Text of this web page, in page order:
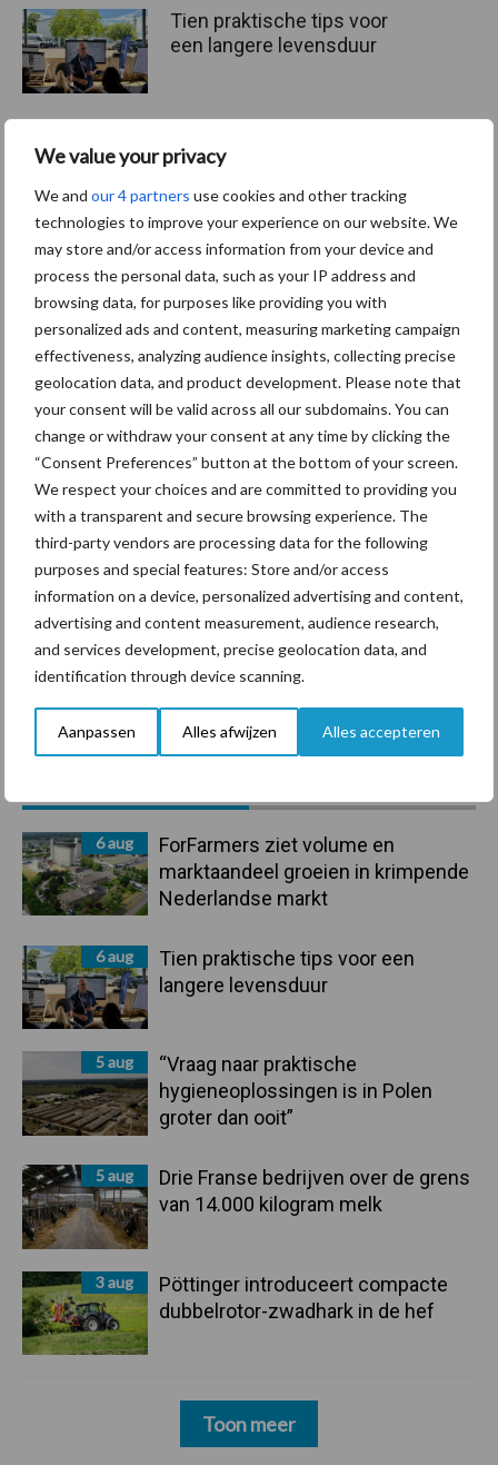
We value your privacy
We and our 4 partners use cookies and other tracking
technologies to improve your experience on our website. We
may store and/or access information from your device and
process the personal data, such as your IP address and
browsing data, for purposes like providing you with
personalized ads and content, measuring marketing campaign
effectiveness, analyzing audience insights, collecting precise
geolocation data, and product development. Please note that
your consent will be valid across all our subdomains. You can
change or withdraw your consent at any time by clicking the
“Consent Preferences” button at the bottom of your screen.
We respect your choices and are committed to providing you
with a transparent and secure browsing experience. The
third-party vendors are processing data for the following
purposes and special features: Store and/or access
information on a device, personalized advertising and content,
advertising and content measurement, audience research,
and services development, precise geolocation data, and
identification through device scanning.
Aanpassen Alles afwijzen Alles accepteren
Sidebar
6 aug
ForFarmers ziet volume en
marktaandeel groeien in krimpende
Nederlandse markt
6 aug
Tien praktische tips voor een
langere levensduur
5 aug
“Vraag naar praktische
hygieneoplossingen is in Polen
groter dan ooit”
5 aug
Drie Franse bedrijven over de grens
van 14.000 kilogram melk
3 aug
Pöttinger introduceert compacte
dubbelrotor-zwadhark in de hef
Toon meer
Tien praktische tips voor
een langere levensduur
“Vraag naar praktische
hygieneoplossingen is in
Polen groter dan ooit”
Themapagina's
Diergezondheid Bemesting Fokkerij
Derogatie Fosfaatrechten
Toon meer